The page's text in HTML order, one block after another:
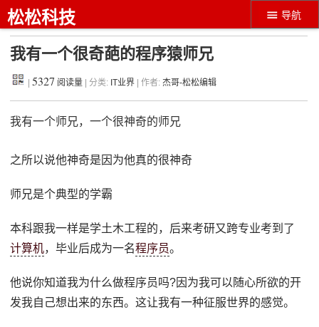
导航
松松科技
我有一个很奇葩的程序猿师兄
|5327 阅读量 | 分类: IT业界 | 作者:杰哥-松松编辑
我有一个师兄，一个很神奇的师兄
之所以说他神奇是因为他真的很神奇
师兄是个典型的学霸
本科跟我一样是学土木工程的，后来考研又跨专业考到了
计算机，毕业后成为一名程序员。
他说你知道我为什么做程序员吗?因为我可以随心所欲的开
发我自己想出来的东西。这让我有一种征服世界的感觉。